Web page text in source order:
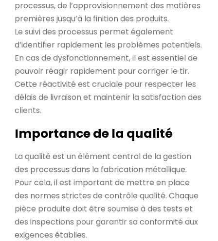
processus, de l’approvisionnement des matières
premières jusqu’à la finition des produits.
Le suivi des processus permet également
d’identifier rapidement les problèmes potentiels.
En cas de dysfonctionnement, il est essentiel de
pouvoir réagir rapidement pour corriger le tir.
Cette réactivité est cruciale pour respecter les
délais de livraison et maintenir la satisfaction des
clients.
Importance de la qualité
La qualité est un élément central de la gestion
des processus dans la fabrication métallique.
Pour cela, il est important de mettre en place
des normes strictes de contrôle qualité. Chaque
pièce produite doit être soumise à des tests et
des inspections pour garantir sa conformité aux
exigences établies.